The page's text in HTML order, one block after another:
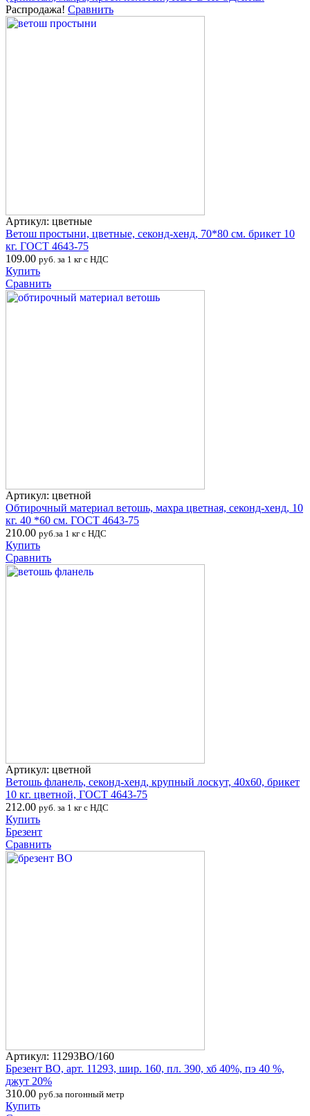
Распродажа! Сравнить
Артикул: цветные
Ветош простыни, цветные, секонд-хенд, 70*80 см. брикет 10
кг. ГОСТ 4643-75
109.00 руб. за 1 кг с НДС
Купить
Сравнить
Артикул: цветной
Обтирочный материал ветошь, махра цветная, секонд-хенд, 10
кг. 40 *60 см. ГОСТ 4643-75
210.00 руб.за 1 кг с НДС
Купить
Сравнить
Артикул: цветной
Ветошь фланель, секонд-хенд, крупный лоскут, 40х60, брикет
10 кг. цветной, ГОСТ 4643-75
212.00 руб. за 1 кг с НДС
Купить
Брезент
Сравнить
Артикул: 11293ВО/160
Брезент ВО, арт. 11293, шир. 160, пл. 390, хб 40%, пэ 40 %,
джут 20%
310.00 руб.за погонный метр
Купить